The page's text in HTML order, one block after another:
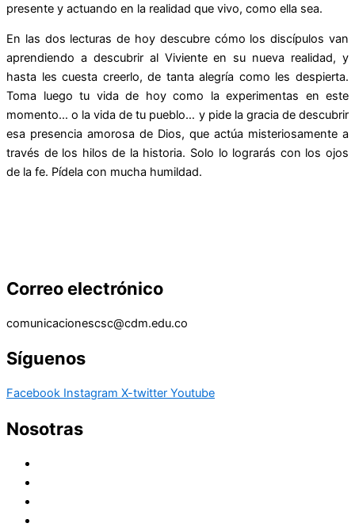
presente y actuando en la realidad que vivo, como ella sea.
En las dos lecturas de hoy descubre cómo los discípulos van
aprendiendo a descubrir al Viviente en su nueva realidad, y
hasta les cuesta creerlo, de tanta alegría como les despierta.
Toma luego tu vida de hoy como la experimentas en este
momento… o la vida de tu pueblo… y pide la gracia de descubrir
esa presencia amorosa de Dios, que actúa misteriosamente a
través de los hilos de la historia. Solo lo lograrás con los ojos
de la fe. Pídela con mucha humildad.
Correo electrónico
comunicacionescsc@cdm.edu.co
Síguenos
Facebook Instagram X-twitter Youtube
Nosotras